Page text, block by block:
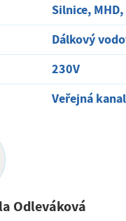
Silnice,
Dálkový
230V
Veřejná
Odleváková